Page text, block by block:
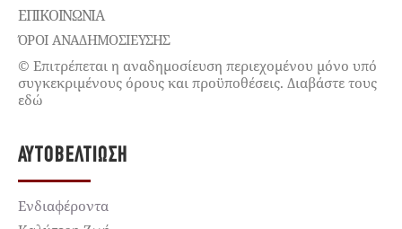
ΕΠΙΚΟΙΝΩΝΊΑ
ΌΡΟΙ ΑΝΑΔΗΜΟΣΙΕΥΣΗΣ
© Επιτρέπεται η αναδημοσίευση περιεχομένου μόνο υπό
συγκεκριμένους όρους και προϋποθέσεις. Διαβάστε τους
εδώ
ΑΥΤΟΒΕΛΤΊΩΣΗ
Ενδιαφέροντα